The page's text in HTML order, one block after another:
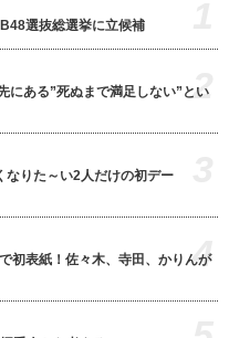
選抜総選挙に立候補
にある”死ぬまで満足しない”とい
2
なりた～い2人だけの初デー
初表紙！佐々木、寺田、かりんが
4